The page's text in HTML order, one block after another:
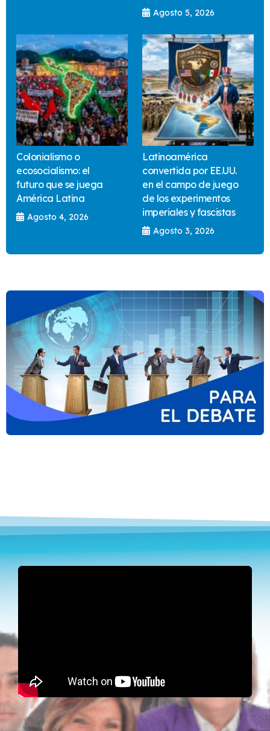
Agosto 5, 2026
Colonialismo o
ecosocialismo: el
futuro que se juega
América Latina
Agosto 4, 2026
Latinoamérica
convertida por EE.UU.
en el campo de juego
de los experimentos
imperiales y fascistas
Agosto 3, 2026